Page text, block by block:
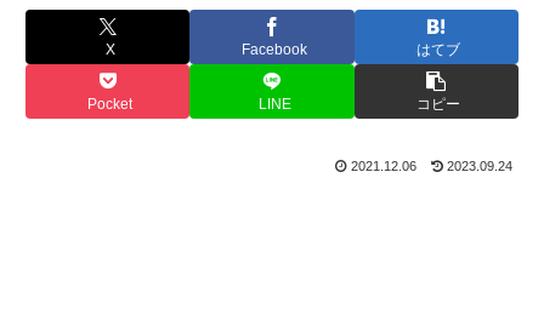
X Facebook はてブ
Pocket LINE コピー
2021.12.06 2023.09.24